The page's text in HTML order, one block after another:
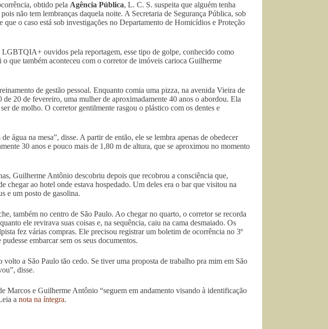
obtido pela Agência Pública, L. C. S. suspeita que alguém tenha
não tem lembranças daquela noite. A Secretaria de Segurança Pública, sob
o caso está sob investigações no Departamento de Homicídios e Proteção
LGBTQIA+ ouvidos pela reportagem, esse tipo de golpe, conhecido como
que também aconteceu com o corretor de imóveis carioca Guilherme
de gestão pessoal. Enquanto comia uma pizza, na avenida Vieira de
20 de fevereiro, uma mulher de aproximadamente 40 anos o abordou. Ela
de molho. O corretor gentilmente rasgou o plástico com os dentes e
água na mesa”, disse. A partir de então, ele se lembra apenas de obedecer
30 anos e pouco mais de 1,80 m de altura, que se aproximou no momento
Guilherme Antônio descobriu depois que recobrou a consciência que,
chegar ao hotel onde estava hospedado. Um deles era o bar que visitou na
e um posto de gasolina.
também no centro de São Paulo. Ao chegar no quarto, o corretor se recorda
ele revirava suas coisas e, na sequência, caiu na cama desmaiado. Os
fez várias compras. Ele precisou registrar um boletim de ocorrência no 3º
embarcar sem os seus documentos.
a São Paulo tão cedo. Se tiver uma proposta de trabalho pra mim em São
disse.
Marcos e Guilherme Antônio “seguem em andamento visando à identificação
a nota na íntegra.